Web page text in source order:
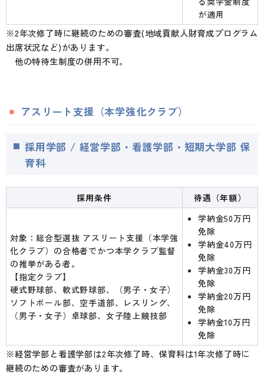
が適用
※2年次修了時に継続のための審査(地域貢献人財育成プログラム
出席状況など)があります。
他の特待生制度の併用不可。
アスリート支援（本学強化クラブ）
採用学部 / 経営学部・看護学部・短期大学部 保
育科
採用条件 待遇（年額）
対象：総合型選抜 アスリート支援（本学強
化クラブ）の合格者でかつ本学クラブ監督
の推挙がある者。
【指定クラブ】
硬式野球部、軟式野球部、（男子・女子）
ソフトボール部、空手道部、レスリング、
（男子・女子）卓球部、女子陸上競技部
学納金50万円
免除
学納金40万円
免除
学納金30万円
免除
学納金20万円
免除
学納金10万円
免除
※経営学部と看護学部は2年次修了時、保育科は1年次修了時に
継続のための審査があります。